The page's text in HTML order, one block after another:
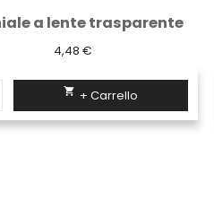
a lente blu specchiata
13,14 €
 + Carrello